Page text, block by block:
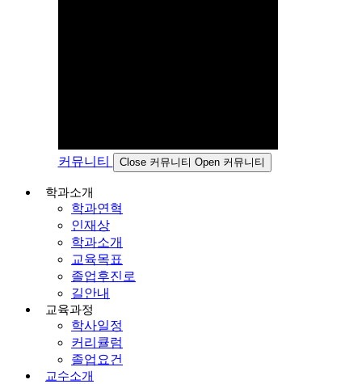
커뮤니티 Close 커뮤니티 Open 커뮤니티
학과소개
학과연혁
인재상
학과소개
교육목표
졸업후진로
길안내
교육과정
학사일정
커리큘럼
졸업요건
교수소개